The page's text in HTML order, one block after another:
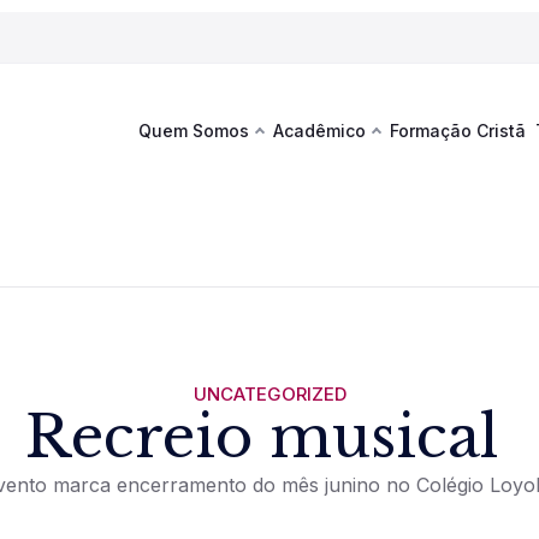
Quem Somos
Documentos Institucionais
Acadêmico Formação Cristã
UNCATEGORIZED
Recreio musical
marca encerramento do mês junino no Colégio